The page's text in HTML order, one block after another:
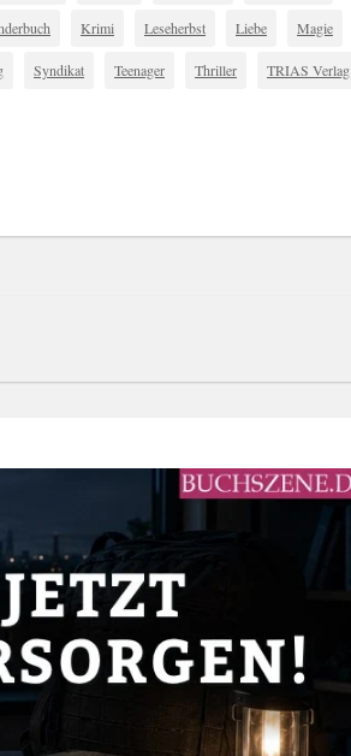
Krimi Leseherbst Liebe Magie
Syndikat Teenager Thriller TRIAS Verlag